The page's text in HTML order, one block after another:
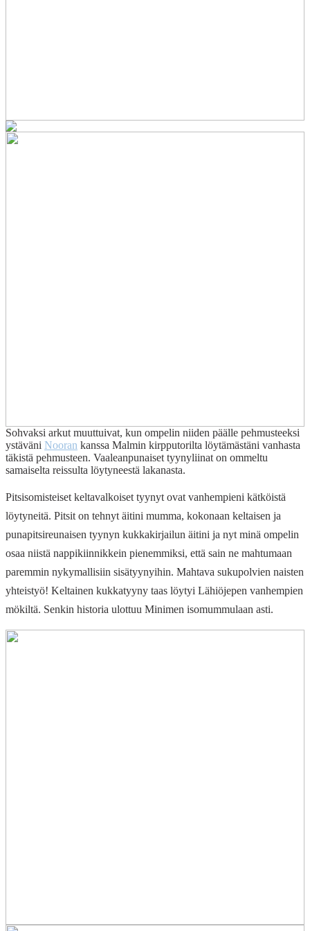
Sohvaksi arkut muuttuivat, kun ompelin niiden päälle pehmusteeksi
ystäväni Nooran kanssa Malmin kirpputorilta löytämästäni vanhasta
täkistä pehmusteen. Vaaleanpunaiset tyynyliinat on ommeltu
samaiselta reissulta löytyneestä lakanasta.
Pitsisomisteiset keltavalkoiset tyynyt ovat vanhempieni kätköistä
löytyneitä. Pitsit on tehnyt äitini mumma, kokonaan keltaisen ja
punapitsireunaisen tyynyn kukkakirjailun äitini ja nyt minä ompelin
osaa niistä nappikiinnikkein pienemmiksi, että sain ne mahtumaan
paremmin nykymallisiin sisätyynyihin. Mahtava sukupolvien naisten
yhteistyö! Keltainen kukkatyyny taas löytyi Lähiöjepen vanhempien
mökiltä. Senkin historia ulottuu Minimen isomummulaan asti.